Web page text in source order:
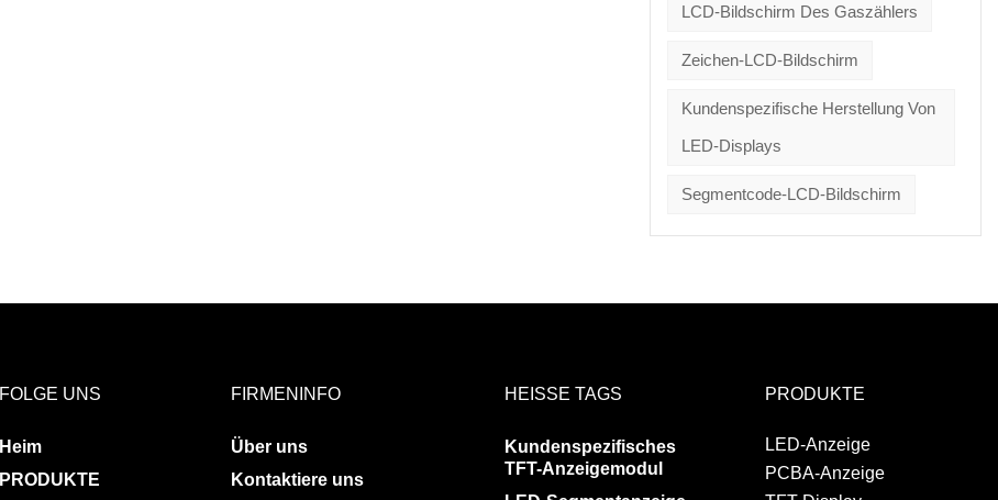
LCD-Bildschirm Des Gaszählers
Zeichen-LCD-Bildschirm
Kundenspezifische Herstellung Von
LED-Displays
Segmentcode-LCD-Bildschirm
FOLGE UNS
Heim
PRODUKTE
FIRMENINFO
Über uns
Kontaktiere uns
HEISSE TAGS
Kundenspezifisches
TFT-Anzeigemodul
PRODUKTE
LED-Anzeige
PCBA-Anzeige